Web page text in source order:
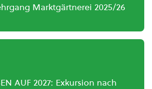
Marktgärtnerei 2025/26
AUF 2027: Exkursion nach